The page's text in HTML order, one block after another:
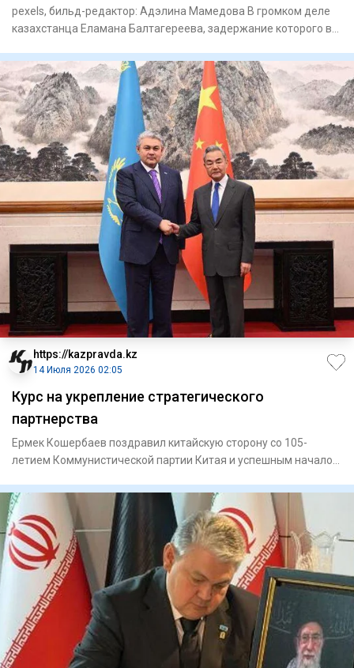
pexels, бильд-редактор: Адэлина Мамедова В громком деле
казахстанца Еламана Балтагереева, задержание которого в
https://kazpravda.kz
14 Июля 2026 02:05
Курс на укрепление стратегического
партнерства
Ермек Кошербаев поздравил китайскую сторону со 105-
летием Коммунистической партии Китая и успешным началом